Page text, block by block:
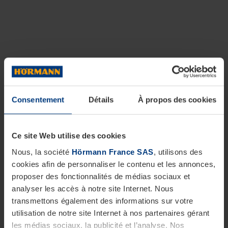
Consentement Détails À propos des cookies
Ce site Web utilise des cookies
Nous, la société Hörmann France SAS, utilisons des
cookies afin de personnaliser le contenu et les annonces,
proposer des fonctionnalités de médias sociaux et
analyser les accès à notre site Internet. Nous
transmettons également des informations sur votre
utilisation de notre site Internet à nos partenaires gérant
les médias sociaux, la publicité et l’analyse. Nos